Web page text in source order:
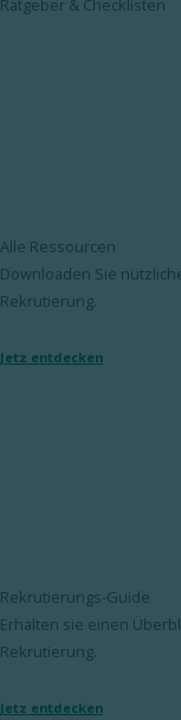
Ratgeber & Checklisten
Alle Ressourcen
Downloaden Sie
Rekrutierung.
Jetz entdecken
Rekrutierungs-Guide
Erhalten sie einen
Rekrutierung.
Jetz entdecken